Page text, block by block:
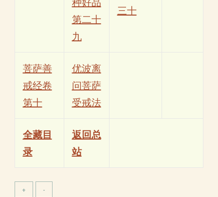
第二十
九
三十
菩萨善
戒经卷
第十
优波离
问菩萨
受戒法
全藏目
录
返回总
站